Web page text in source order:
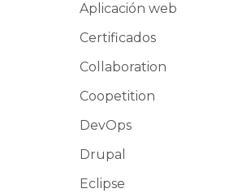
Aplicación web
Certificados
Collaboration
Coopetition
DevOps
Drupal
Eclipse